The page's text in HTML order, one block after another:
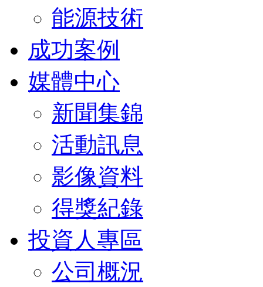
能源技術
成功案例
媒體中心
新聞集錦
活動訊息
影像資料
得獎紀錄
投資人專區
公司概況